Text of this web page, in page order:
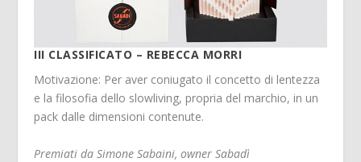
III CLASSIFICATO – REBECCA MORRI
Motivazione: Per aver coniugato il concetto di lentezza
e la filosofia dello slowliving, propria del marchio, in un
pack dalle dimensioni contenute.
Premiati da Simone Sabaini, owner Sabadì